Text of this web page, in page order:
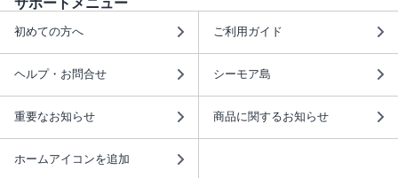
初めての方へ ご利用ガイド
ヘルプ・お問合せ シーモア島
重要なお知らせ 商品に関するお知らせ
ホームアイコンを追加